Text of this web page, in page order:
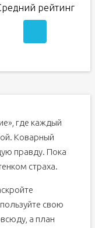
рейтинг
где каждый
Коварный
правду. Пока
страха.
свою
а план